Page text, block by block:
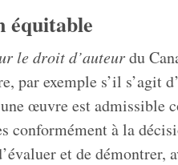
équitable
le droit d’auteurdu
par exemple s’il s’agit
œuvre est
conformément à la
et de démontrer,